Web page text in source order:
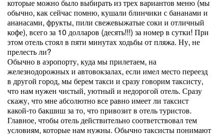
которые можно было выбирать из трех вариантов меню (мы
обычно, как сейчас помню, кушали блинчики с бананами и
ананасами, фрукты, пили свежевыжатые соки и отличный
кофе), всего за 10 долларов (десять!!!) за номер в сутки! При
этом отель стоял в пяти минутах ходьбы от пляжа. Ну, не
прелесть ли?
Обычно в аэропорту, куда мы прилетаем, на
железнодорожных и автовокзалах, если имел место переезд
в другой город, мы берем такси и сразу говорим таксисту,
что нам нужен чистый, уютный и недорогой отель. Сразу
скажу, что мне абсолютно все равно имеет ли таксист
какой-то бакшиш за то, что привозит в отель туристов.
Главное, чтобы отель действительно соответствовал тем
условиям, которые нам нужны. Обычно таксисты понимают